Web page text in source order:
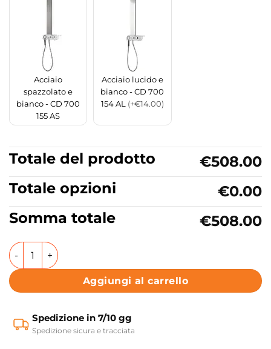
Acciaio
spazzolato e
bianco - CD 700
155 AS
Acciaio lucido e
bianco - CD 700
154 AL (+€14.00)
Totale del prodotto
€508.00
Totale opzioni
€0.00
Somma totale
€508.00
Colonna doccia Collezione Rio Tamanaco quantità
Aggiungi al carrello
Spedizione in 7/10 gg
Spedizione sicura e tracciata